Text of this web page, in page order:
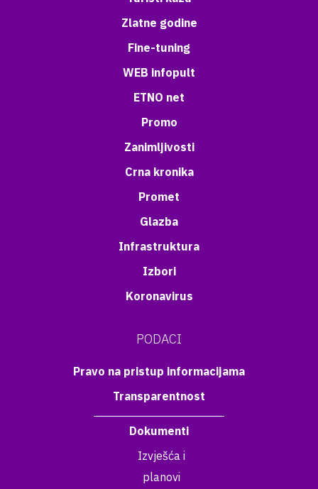
Zlatne godine
Fine-tuning
WEB infopult
ETNO net
Promo
Zanimljivosti
Crna kronika
Promet
Glazba
Infrastruktura
Izbori
Koronavirus
PODACI
Pravo na pristup informacijama
Transparentnost
Dokumenti
Izvješća i
planovi